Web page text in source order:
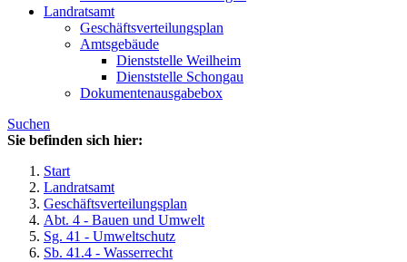
Landratsamt
Geschäftsverteilungsplan
Amtsgebäude
Dienststelle Weilheim
Dienststelle Schongau
Dokumentenausgabebox
Suchen
Sie befinden sich hier:
Start
Landratsamt
Geschäftsverteilungsplan
Abt. 4 - Bauen und Umwelt
Sg. 41 - Umweltschutz
Sb. 41.4 - Wasserrecht